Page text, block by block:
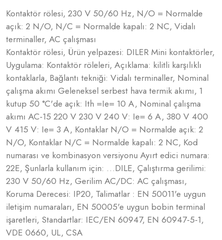
Kontaktör rölesi, 230 V 50/60 Hz, N/O = Normalde
açık: 2 N/O, N/C = Normalde kapalı: 2 NC, Vidalı
terminaller, AC çalışması
Kontaktör rölesi, Ürün yelpazesi: DILER Mini kontaktörler,
Uygulama: Kontaktör röleleri, Açıklama: kilitli karşılıklı
kontaklarla, Bağlantı tekniği: Vidalı terminaller, Nominal
çalışma akımı Geleneksel serbest hava termik akımı, 1
kutup 50 °C'de açık: Ith =Ie= 10 A, Nominal çalışma
akımı AC-15 220 V 230 V 240 V: Ie= 6 A, 380 V 400
V 415 V: Ie= 3 A, Kontaklar N/O = Normalde açık: 2
N/O, Kontaklar N/C = Normalde kapalı: 2 NC, Kod
numarası ve kombinasyon versiyonu Ayırt edici numara:
22E, Şunlarla kullanım için: …DILE, Çalıştırma gerilimi:
230 V 50/60 Hz, Gerilim AC/DC: AC çalışması,
Koruma Derecesi: IP20, Talimatlar : EN 50011'e uygun
iletişim numaraları, EN 50005'e uygun bobin terminal
işaretleri, Standartlar: IEC/EN 60947, EN 60947-5-1,
VDE 0660, UL, CSA